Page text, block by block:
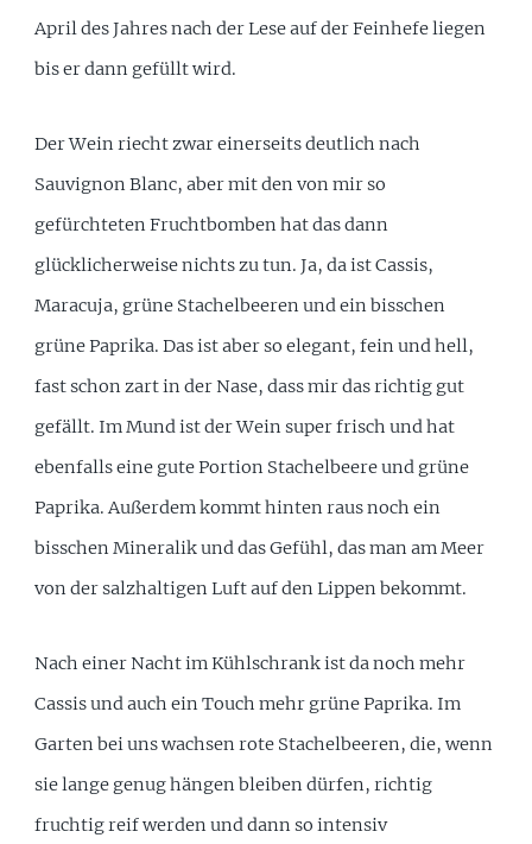
April des Jahres nach der Lese auf der Feinhefe liegen
bis er dann gefüllt wird.
Der Wein riecht zwar einerseits deutlich nach
Sauvignon Blanc, aber mit den von mir so
gefürchteten Fruchtbomben hat das dann
glücklicherweise nichts zu tun. Ja, da ist Cassis,
Maracuja, grüne Stachelbeeren und ein bisschen
grüne Paprika. Das ist aber so elegant, fein und hell,
fast schon zart in der Nase, dass mir das richtig gut
gefällt. Im Mund ist der Wein super frisch und hat
ebenfalls eine gute Portion Stachelbeere und grüne
Paprika. Außerdem kommt hinten raus noch ein
bisschen Mineralik und das Gefühl, das man am Meer
von der salzhaltigen Luft auf den Lippen bekommt.
Nach einer Nacht im Kühlschrank ist da noch mehr
Cassis und auch ein Touch mehr grüne Paprika. Im
Garten bei uns wachsen rote Stachelbeeren, die, wenn
sie lange genug hängen bleiben dürfen, richtig
fruchtig reif werden und dann so intensiv